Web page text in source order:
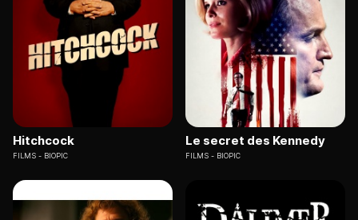
Hitchcock
FILMS BIOPIC
Le secret des Kennedy
FILMS BIOPIC